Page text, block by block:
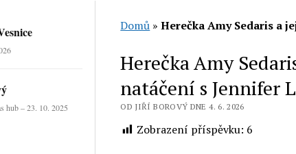
hub – 23. 10. 2025
Domů »Herečka Amy Sedaris a
Herečka Amy
natáčení s Jennifer
OD JIŘÍ BOROVÝ DNE 4. 6. 2026
Zobrazení příspěvku: 6